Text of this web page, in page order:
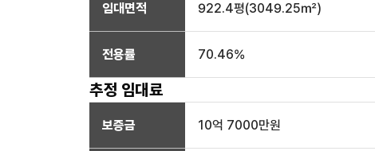
임대면적 922.4평(3049.25㎡)
전용률 70.46%
추정 임대료
보증금 10억 7000만원